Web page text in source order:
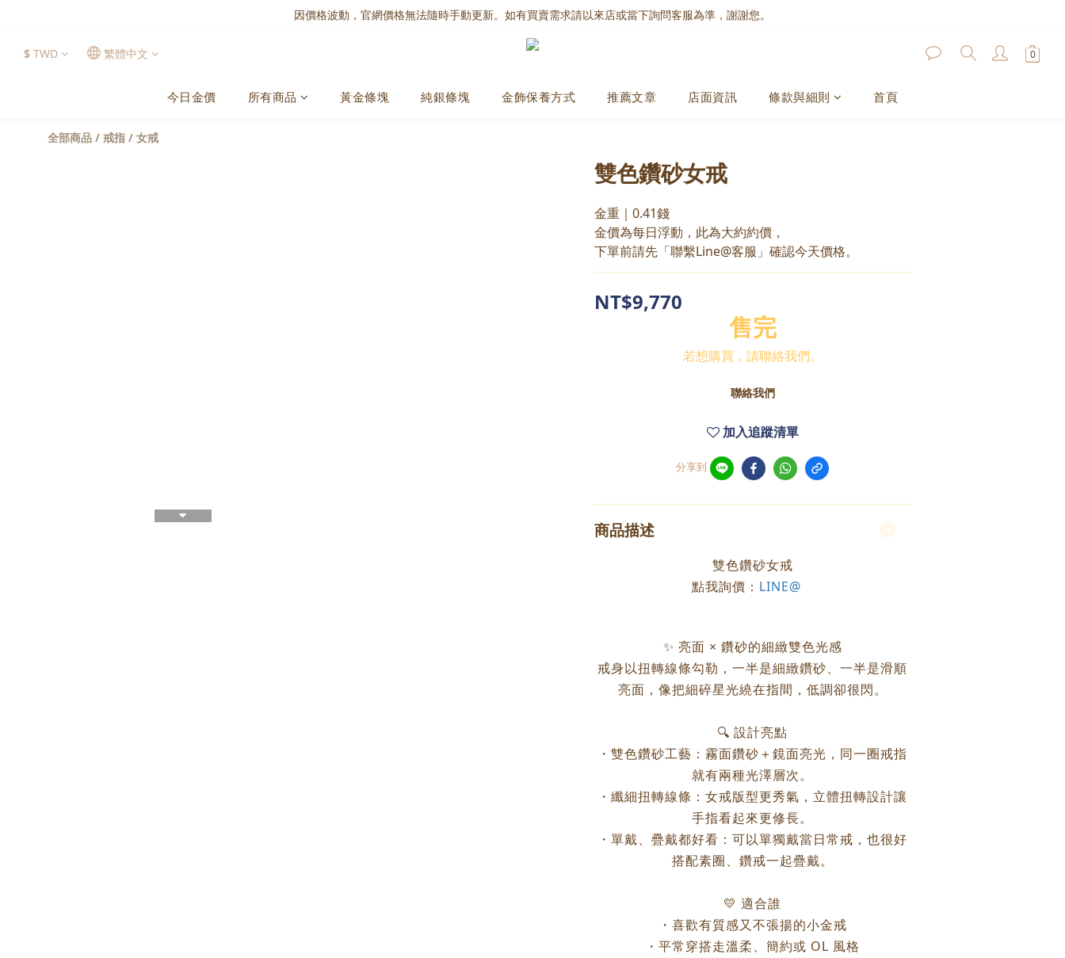
因價格波動，官網價格無法隨時手動更新。如有買賣需求請以來店或當下詢問客服為準，謝謝您。
$ TWD 繁體中文
今日金價 所有商品 黃金條塊 純銀條塊 金飾保養方式 推薦文章 店面資訊 條款與細則 首頁
全部商品 / 戒指 / 女戒
雙色鑽砂女戒
金重｜0.41錢
金價為每日浮動，此為大約約價，
下單前請先「聯繫Line@客服」確認今天價格。
NT$9,770
售完
若想購買，請聯絡我們。
聯絡我們
加入追蹤清單
分享到
商品描述
雙色鑽砂女戒
點我詢價： LINE@
✨ 亮面 × 鑽砂的細緻雙色光感
戒身以扭轉線條勾勒，一半是細緻鑽砂、一半是滑順
亮面，像把細碎星光繞在指間，低調卻很閃。
🔍 設計亮點
・雙色鑽砂工藝：霧面鑽砂＋鏡面亮光，同一圈戒指
就有兩種光澤層次。
・纖細扭轉線條：女戒版型更秀氣，立體扭轉設計讓
手指看起來更修長。
・單戴、疊戴都好看：可以單獨戴當日常戒，也很好
搭配素圈、鑽戒一起疊戴。
💛 適合誰
・喜歡有質感又不張揚的小金戒
・平常穿搭走溫柔、簡約或 OL 風格